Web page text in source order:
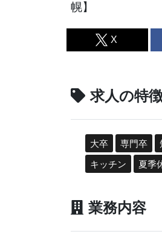
幌】
X
求人の特
大卒 専門卒
キッチン
夏季
業務内容